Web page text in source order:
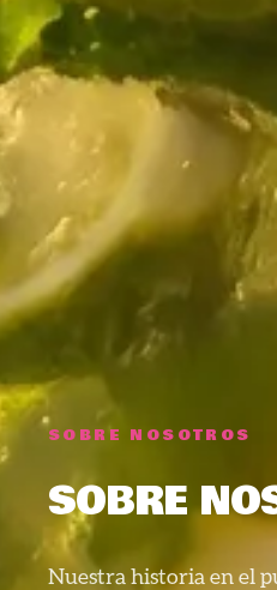
SOBRE NOSOTROS
SOBRE
Nuestra historia en el